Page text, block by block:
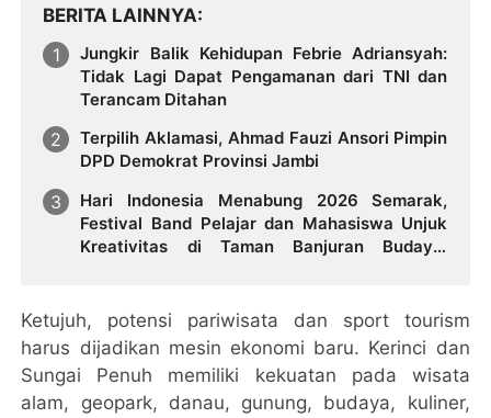
BERITA LAINNYA
Jungkir Balik Kehidupan Febrie Adriansyah:
Tidak Lagi Dapat Pengamanan dari TNI dan
Terancam Ditahan
Terpilih Aklamasi, Ahmad Fauzi Ansori Pimpin
DPD Demokrat Provinsi Jambi
Hari Indonesia Menabung 2026 Semarak,
Festival Band Pelajar dan Mahasiswa Unjuk
Kreativitas di Taman Banjuran Budayo,
Ketujuh, potensi pariwisata dan sport tourism
harus dijadikan mesin ekonomi baru. Kerinci dan
Sungai Penuh memiliki kekuatan pada wisata
alam, geopark, danau, gunung, budaya, kuliner,